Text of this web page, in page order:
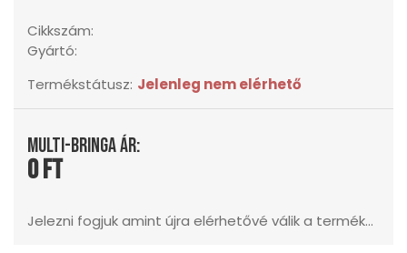
Cikkszám:
Gyártó:
Termékstátusz: Jelenleg nem elérhető
Multi-Bringa ár:
0 Ft
Jelezni fogjuk amint újra elérhetővé válik a termék...